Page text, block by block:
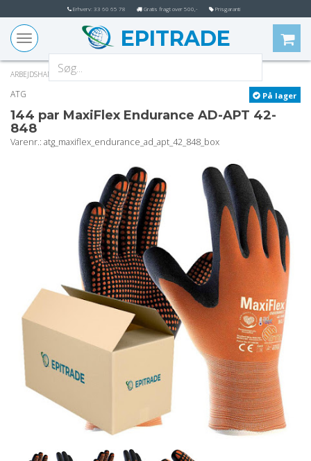
Erhverv: 33 60 65 78 Gratis fragt over 500,- Prisgaranti
Toggle
navigation
EPITRADE
ARBEJDSHANDSKER
På lager
ATG
144 par MaxiFlex Endurance AD-APT 42-
848
varenr.: atg_maxiflex_endurance_ad_apt_42_848_box